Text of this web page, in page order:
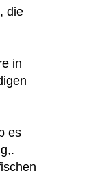
die
in
es